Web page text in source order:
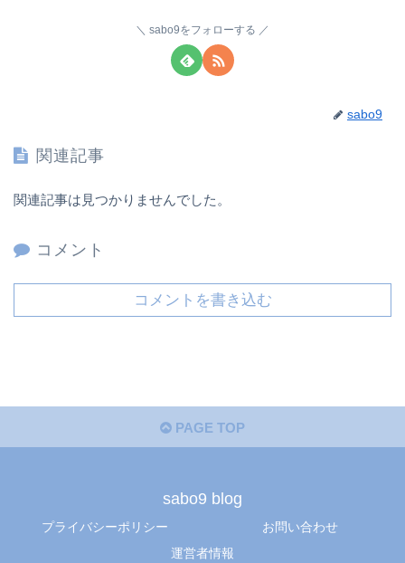
sabo9をフォローする
sabo9
関連記事
関連記事は見つかりませんでした。
コメント
コメントを書き込む
PAGE TOP
sabo9 blog
プライバシーポリシー
お問い合わせ
運営者情報